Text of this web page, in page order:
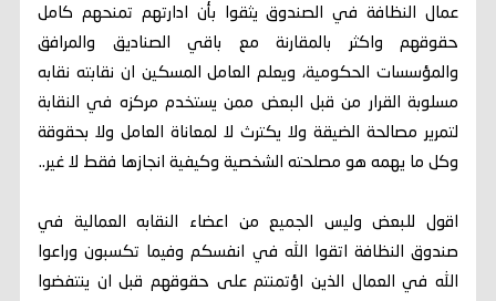
عمال النظافة في الصندوق يثقوا بأن ادارتهم تمنحهم كامل
حقوقهم واكثر بالمقارنة مع باقي الصناديق والمرافق
والمؤسسات الحكومية، ويعلم العامل المسكين ان نقابته نقابه
مسلوبة القرار من قبل البعض ممن يستخدم مركزه في النقابة
لتمرير مصالحة الضيقة ولا يكترث لا لمعاناة العامل ولا بحقوقة
وكل ما يهمه هو مصلحته الشخصية وكيفية انجازها فقط لا غير..
اقول للبعض وليس الجميع من اعضاء النقابه العمالية في
صندوق النظافة اتقوا الله في انفسكم وفيما تكسبون وراعوا
الله في العمال الذين اؤتمنتم على حقوقهم قبل ان ينتفضوا